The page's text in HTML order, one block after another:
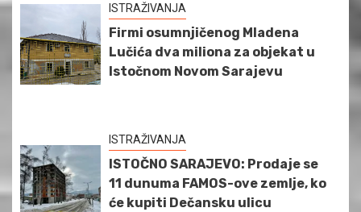
ISTRAŽIVANJA
Firmi osumnjičenog Mladena
Lučića dva miliona za objekat u
Istočnom Novom Sarajevu
ISTRAŽIVANJA
ISTOČNO SARAJEVO: Prodaje se
11 dunuma FAMOS-ove zemlje, ko
će kupiti Dečansku ulicu